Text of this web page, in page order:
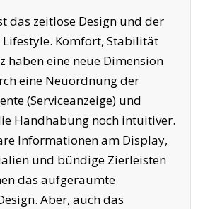
das zeitlose Design und der
Komfort, Stabilität
haben eine neue Dimension
eine Neuordnung der
(Serviceanzeige) und
Handhabung noch intuitiver.
Informationen am Display,
und bündige Zierleisten
das aufgeräumte
Aber, auch das